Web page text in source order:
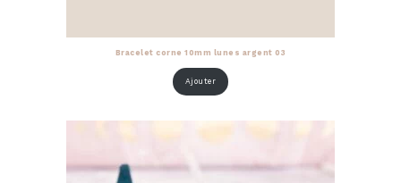
Bracelet corne 10mm lunes argent 03
Ajouter